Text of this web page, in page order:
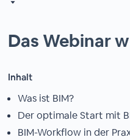
Das Webinar
Inhalt
Was ist BIM?
Der optimale Start mit
BIM-Workflow in der